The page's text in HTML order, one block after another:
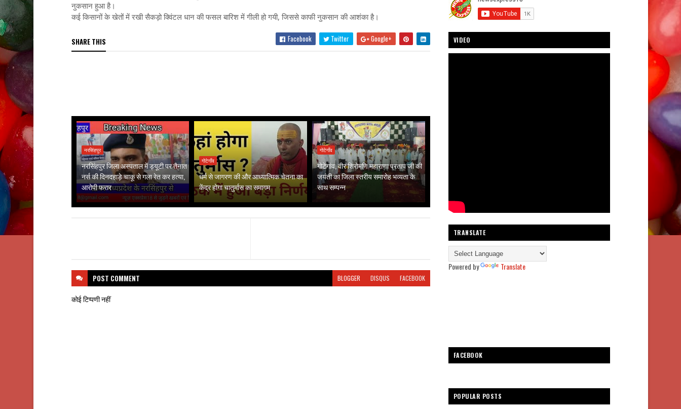
नुकसान हुआ है।
कई किसानों के खेतों में रखी सैकड़ो क्विंटल धान की फसल बारिश में गीली हो गयी, जिससे काफी नुकसान की आशंका है।
SHARE THIS Facebook Twitter Google+
नरसिंहपुर
नरसिंहपुर जिला अस्पताल में ड्यूटी पर तैनात
नर्स की दिनदहाड़े चाकू से गला रेत कर हत्या,
आरोपी फरार
गोटेगाँव
धर्म से जागरण की और आध्यात्मिक चेतना का
केंद्र होगा चातुर्मास का समागम
गोटेगाँव
गोटेगांव, वीर शिरोमणि महाराणा प्रताप जी की
जयंती का जिला स्तरीय समारोह भव्यता के
साथ सम्पन्न
POST COMMENT BLOGGER DISQUS FACEBOOK
कोई टिप्पणी नहीं
VIDEO
TRANSLATE
Powered by Translate
FACEBOOK
POPULAR POSTS